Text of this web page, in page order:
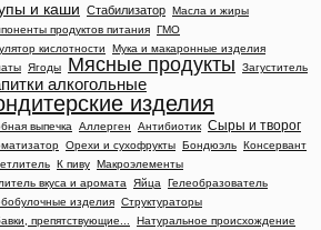
и каши Стабилизатор Масла и жиры
продуктов питания ГМО
кислотности
Мука и макаронные изделия
Ягоды Мясные продукты Загуститель
алкогольные
изделия
выпечка Аллерген Антибиотик Сыры и творог
Орехи и сухофрукты Бондюэль Консервант
К пиву Макроэлементы
вкуса и аромата
Яйца
Гелеобразователь
изделия Структураторы
препятствующие...
Натуральное происхождение